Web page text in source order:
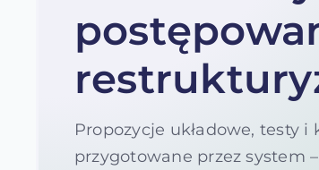
Propozycje układowe, testy i
przygotowane przez system